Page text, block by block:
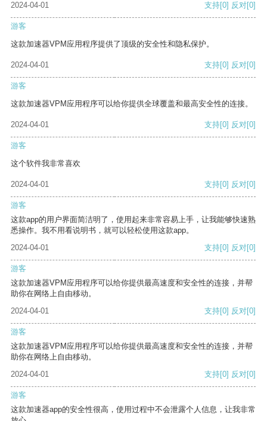
2024-04-01 支持[0] 反对[0]
游客
这款加速器VPM应用程序提供了顶级的安全性和隐私保护。
2024-04-01 支持[0] 反对[0]
游客
这款加速器VPM应用程序可以给你提供全球覆盖和最高安全性的连接。
2024-04-01 支持[0] 反对[0]
游客
这个软件我非常喜欢
2024-04-01 支持[0] 反对[0]
游客
这款app的用户界面简洁明了，使用起来非常容易上手，让我能够快速熟
悉操作。我不用看说明书，就可以轻松使用这款app。
2024-04-01
支持[0] 反对[0]
游客
这款加速器VPM应用程序可以给你提供最高速度和安全性的连接，并帮
助你在网络上自由移动。
2024-04-01
支持[0] 反对[0]
游客
这款加速器VPM应用程序可以给你提供最高速度和安全性的连接，并帮
助你在网络上自由移动。
2024-04-01
支持[0] 反对[0]
游客
这款加速器app的安全性很高，使用过程中不会泄露个人信息，让我非常